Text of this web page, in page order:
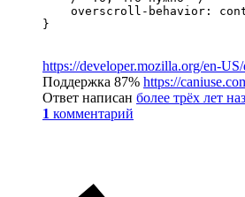
overscroll-behavior:
}
https://developer.mozilla.org/en-
Поддержка 87% https://
Ответ написан более трёх лет
1 комментарий